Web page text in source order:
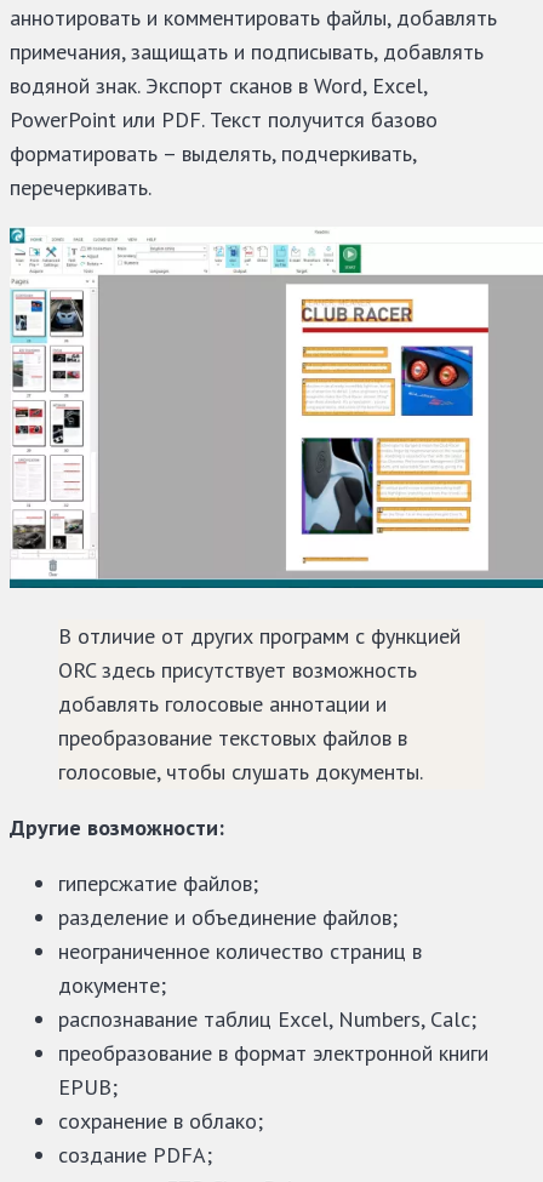
аннотировать и комментировать файлы, добавлять
примечания, защищать и подписывать, добавлять
водяной знак. Экспорт сканов в Word, Excel,
PowerPoint или PDF. Текст получится базово
форматировать – выделять, подчеркивать,
перечеркивать.
В отличие от других программ с функцией
ORC здесь присутствует возможность
добавлять голосовые аннотации и
преобразование текстовых файлов в
голосовые, чтобы слушать документы.
Другие возможности:
гиперсжатие файлов;
разделение и объединение файлов;
неограниченное количество страниц в
документе;
распознавание таблиц Excel, Numbers, Calc;
преобразование в формат электронной книги
EPUB;
сохранение в облако;
создание PDFA;